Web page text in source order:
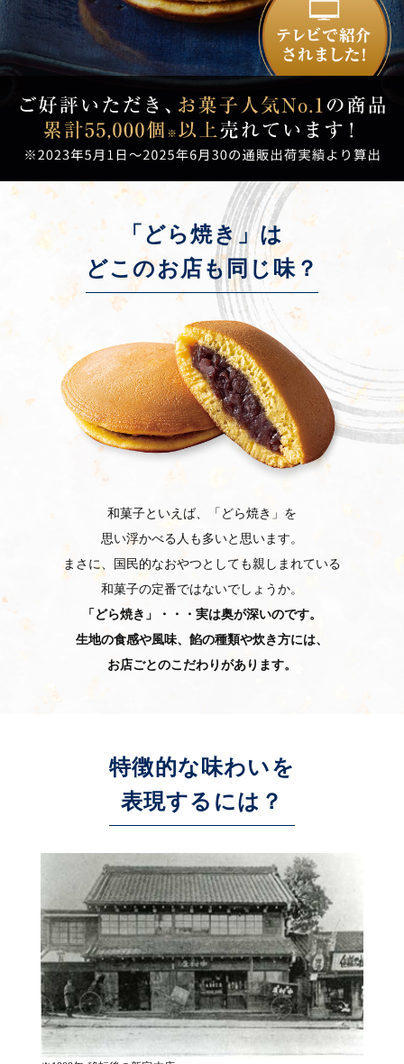
「どら焼き」は
どこのお店も同じ味？
和菓子といえば、「どら焼き」を
思い浮かべる人も多いと思います。
まさに、国民的なおやつとしても親しまれている
和菓子の定番ではないでしょうか。
「どら焼き」・・・実は奥が深いのです。
生地の食感や風味、餡の種類や炊き方には、
お店ごとのこだわりがあります。
特徴的な味わいを
表現するには？